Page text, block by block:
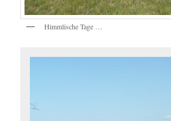
Himmlische Tage …